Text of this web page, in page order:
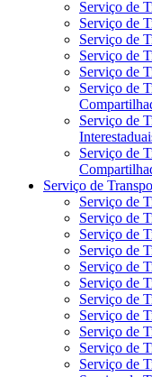
Serviço de
Serviço de
Serviço de
Serviço de
Serviço de
Serviço de
Serviço de
Serviço de
Serviço de
Serviço de
Serviço de
Serviço de
Serviço de
Serviço de
Serviço de
Serviço de
Serviço de
Serviço de
Serviço de
Serviço de